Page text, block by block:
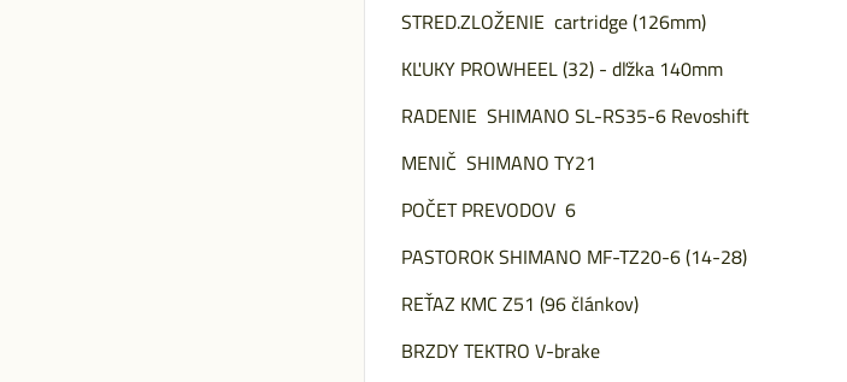
STRED.ZLOŽENIE cartridge (126mm)
KĽUKY PROWHEEL (32) - dľžka 140mm
RADENIE SHIMANO SL-RS35-6 Revoshift
MENIČ SHIMANO TY21
POČET PREVODOV 6
PASTOROK SHIMANO MF-TZ20-6 (14-28)
REŤAZ KMC Z51 (96 článkov)
BRZDY TEKTRO V-brake